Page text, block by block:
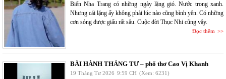
Biển Nha Trang có những ngày lặng gió. Nước trong xanh.
Nhưng cái lặng ấy không phải lúc nào cũng bình yên. Có những
cơn sóng được giấu rất sâu. Cuộc đời Thục Nhi cũng vậy.
Đọc thêm
BÀI HÀNH THÁNG TƯ – phổ thơ Cao Vị Khanh
19 Tháng Tư 2026 9:59 CH (Xem: 6231)